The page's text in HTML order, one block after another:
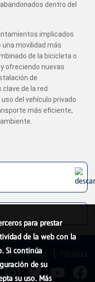
dentro del
implicados
movilidad más
de la bicicleta o
ofreciendo nuevas
de
de la red
del vehículo privado
más eficiente,
para prestar
de la web con la
Si continúa
de su
su uso. Más
TIB Menorca